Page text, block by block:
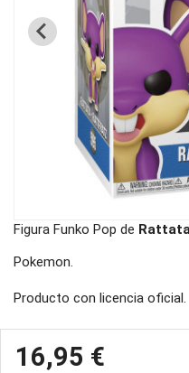
Figura Funko Pop de
Pokemon.
Producto con licencia oficial.
16,95 €